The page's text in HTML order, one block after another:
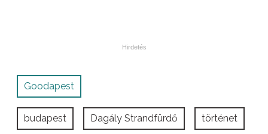
Goodapest
budapest Dagály Strandfürdő történet